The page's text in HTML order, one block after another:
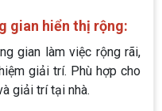
gian hiển thị rộng:
gian làm việc rộng rãi,
giải trí. Phù hợp cho
giải trí tại nhà.